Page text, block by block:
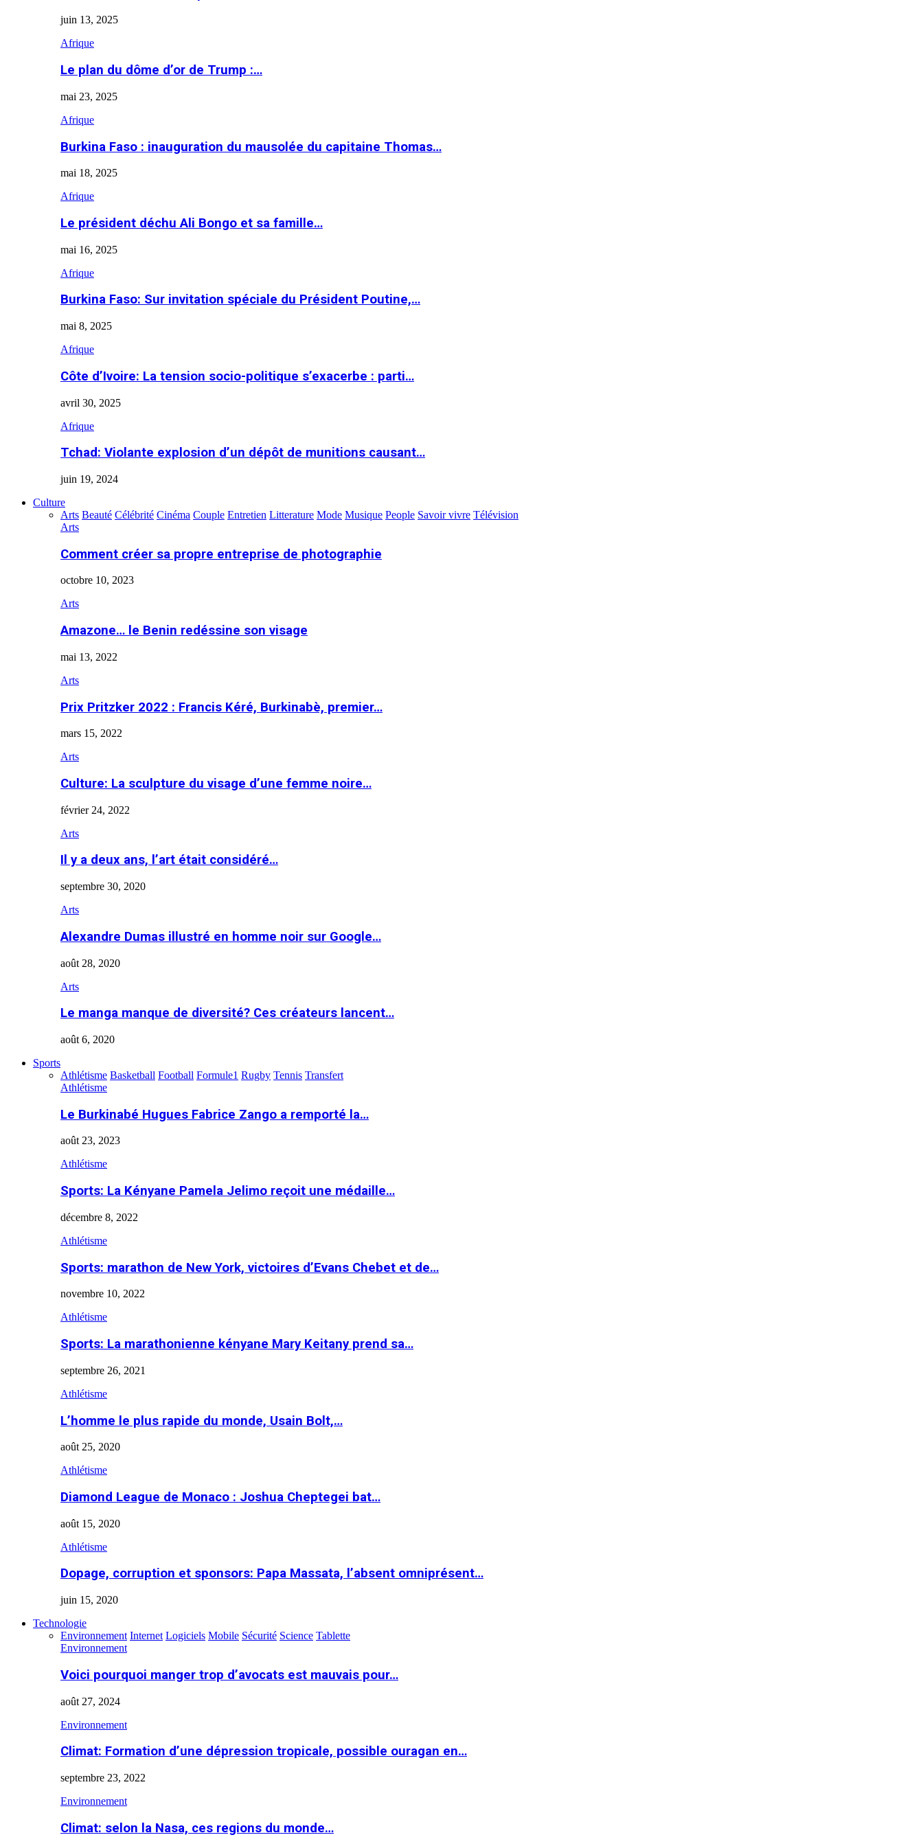
juin 13, 2025
Afrique
Le plan du dôme d’or de Trump :…
mai 23, 2025
Afrique
Burkina Faso : inauguration du mausolée du capitaine Thomas…
mai 18, 2025
Afrique
Le président déchu Ali Bongo et sa famille…
mai 16, 2025
Afrique
Burkina Faso: Sur invitation spéciale du Président Poutine,…
mai 8, 2025
Afrique
Côte d’Ivoire: La tension socio-politique s’exacerbe : parti…
avril 30, 2025
Afrique
Tchad: Violante explosion d’un dépôt de munitions causant…
juin 19, 2024
Culture
Arts Beauté Célébrité Cinéma Couple Entretien Litterature Mode Musique People Savoir vivre Télévision
Arts
Comment créer sa propre entreprise de photographie
octobre 10, 2023
Arts
Amazone… le Benin redéssine son visage
mai 13, 2022
Arts
Prix Pritzker 2022 : Francis Kéré, Burkinabè, premier…
mars 15, 2022
Arts
Culture: La sculpture du visage d’une femme noire…
février 24, 2022
Arts
Il y a deux ans, l’art était considéré…
septembre 30, 2020
Arts
Alexandre Dumas illustré en homme noir sur Google…
août 28, 2020
Arts
Le manga manque de diversité? Ces créateurs lancent…
août 6, 2020
Sports
Athlétisme Basketball Football Formule1 Rugby Tennis Transfert
Athlétisme
Le Burkinabé Hugues Fabrice Zango a remporté la…
août 23, 2023
Athlétisme
Sports: La Kényane Pamela Jelimo reçoit une médaille…
décembre 8, 2022
Athlétisme
Sports: marathon de New York, victoires d’Evans Chebet et de…
novembre 10, 2022
Athlétisme
Sports: La marathonienne kényane Mary Keitany prend sa…
septembre 26, 2021
Athlétisme
L’homme le plus rapide du monde, Usain Bolt,…
août 25, 2020
Athlétisme
Diamond League de Monaco : Joshua Cheptegei bat…
août 15, 2020
Athlétisme
Dopage, corruption et sponsors: Papa Massata, l’absent omniprésent…
juin 15, 2020
Technologie
Environnement Internet Logiciels Mobile Sécurité Science Tablette
Environnement
Voici pourquoi manger trop d’avocats est mauvais pour…
août 27, 2024
Environnement
Climat: Formation d’une dépression tropicale, possible ouragan en…
septembre 23, 2022
Environnement
Climat: selon la Nasa, ces regions du monde…